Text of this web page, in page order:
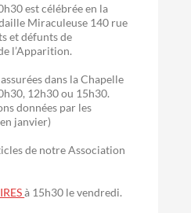
est célébrée en la
Miraculeuse 140 rue
et défunts de
l’Apparition.
dans la Chapelle
12h30 ou 15h30.
données par les
janvier)
de notre Association
à 15h30 le vendredi.